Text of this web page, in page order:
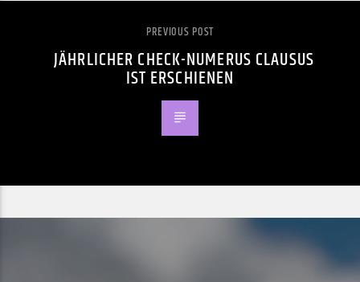
PREVIOUS POST
JÄHRLICHER CHECK-NUMERUS CLAUSUS
IST ERSCHIENEN